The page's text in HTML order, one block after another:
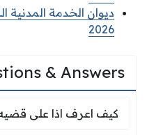
ديوان الخدمة المدنية
2026
& Answers
كيف اعرف اذا على
كيف اعرف اذا على